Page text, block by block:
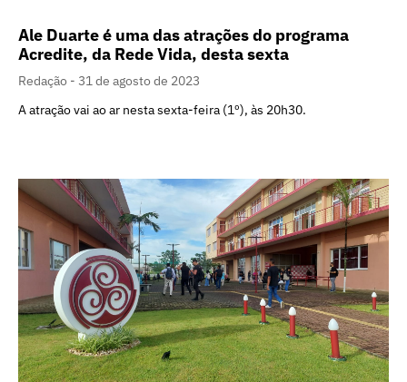
Ale Duarte é uma das atrações do programa
Acredite, da Rede Vida, desta sexta
Redação
31 de agosto de 2023
A atração vai ao ar nesta sexta-feira (1º), às 20h30.